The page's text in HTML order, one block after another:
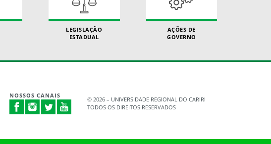
LEGISLAÇÃO
ESTADUAL
AÇÕES DE
GOVERNO
NOSSOS CANAIS
© 2026 – UNIVERSIDADE REGIONAL DO CARIRI
TODOS OS DIREITOS RESERVADOS